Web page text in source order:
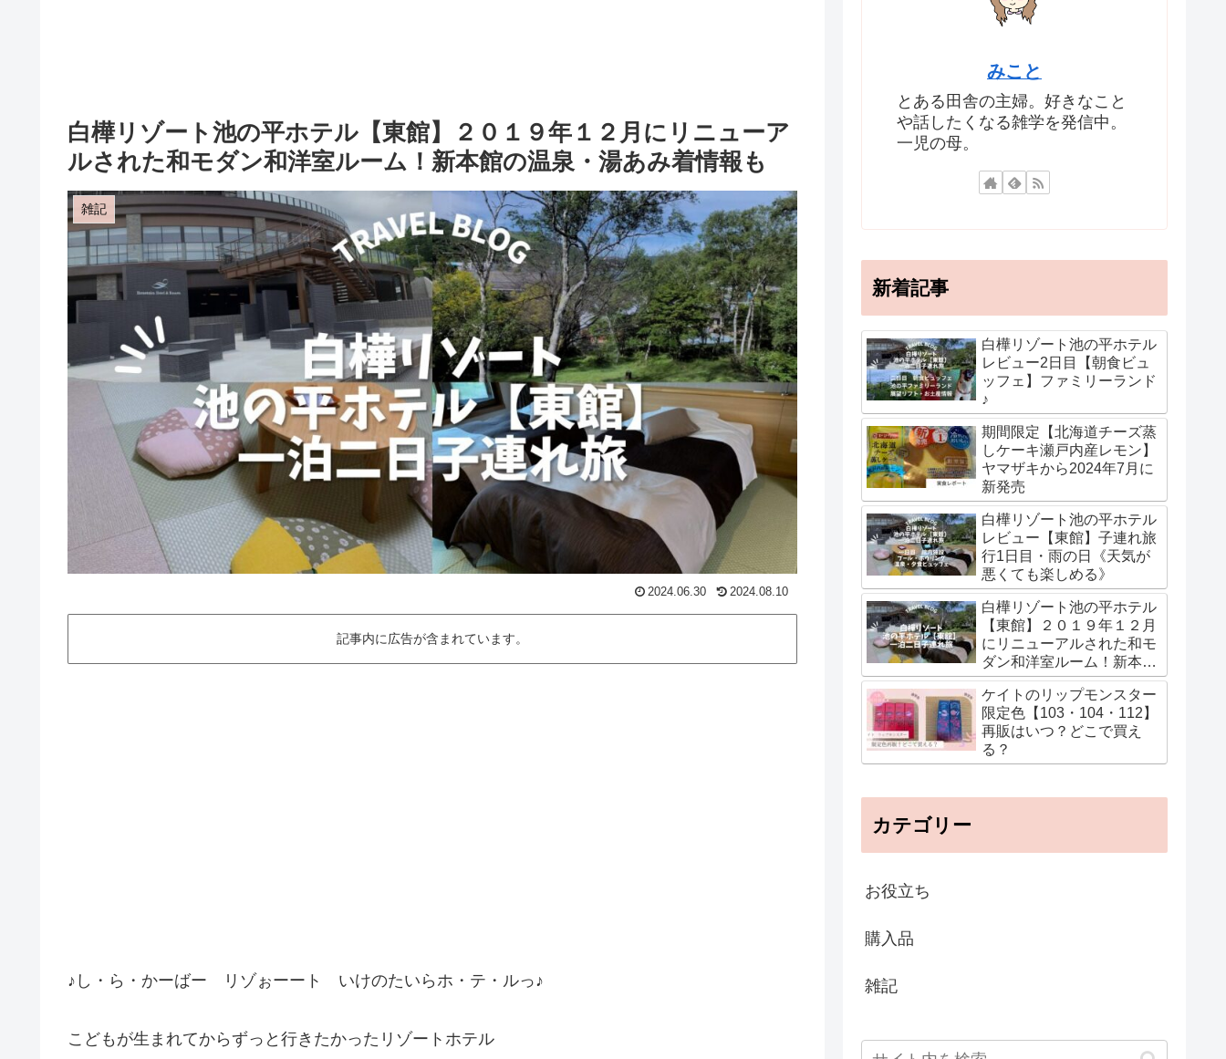
白樺リゾート池の平ホテル【東館】２０１９年１２月にリニューア
ルされた和モダン和洋室ルーム！新本館の温泉・湯あみ着情報も
雑記
2024.06.30 2024.08.10
記事内に広告が含まれています。
♪し・ら・かーばー リゾぉーート いけのたいらホ・テ・ルっ♪
こどもが生まれてからずっと行きたかったリゾートホテル
みこと
とある田舎の主婦。好きなこと
や話したくなる雑学を発信中。
一児の母。
新着記事
白樺リゾート池の平ホテル
レビュー2日目【朝食ビュ
ッフェ】ファミリーランド
♪
期間限定【北海道チーズ蒸
しケーキ瀬戸内産レモン】
ヤマザキから2024年7月に
新発売
白樺リゾート池の平ホテル
レビュー【東館】子連れ旅
行1日目・雨の日《天気が
悪くても楽しめる》
白樺リゾート池の平ホテル
【東館】２０１９年１２月
にリニューアルされた和モ
ダン和洋室ルーム！新本館
の温泉・湯あみ着情報も
ケイトのリップモンスター
限定色【103・104・112】
再販はいつ？どこで買え
る？
カテゴリー
お役立ち
購入品
雑記